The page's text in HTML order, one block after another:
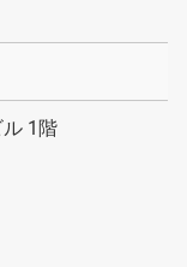
1階